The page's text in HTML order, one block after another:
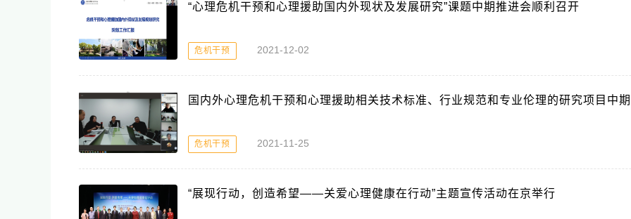
“心理危机干预和心理援助国内外现状及发展研究”课题中期推进会顺利召开
危机干预 2021-12-02
国内外心理危机干预和心理援助相关技术标准、行业规范和专业伦理的研究项目中
危机干预 2021-11-25
“展现行动，创造希望——关爱心理健康在行动”主题宣传活动在京举行